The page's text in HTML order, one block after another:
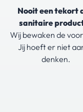
Nooit een tekort
sanitaire
Wij bewaken de
Jij hoeft er niet
denken.